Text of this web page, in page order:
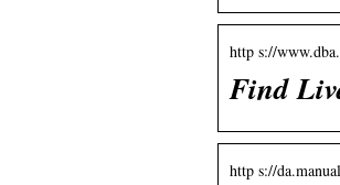
http s://
Find
http s://